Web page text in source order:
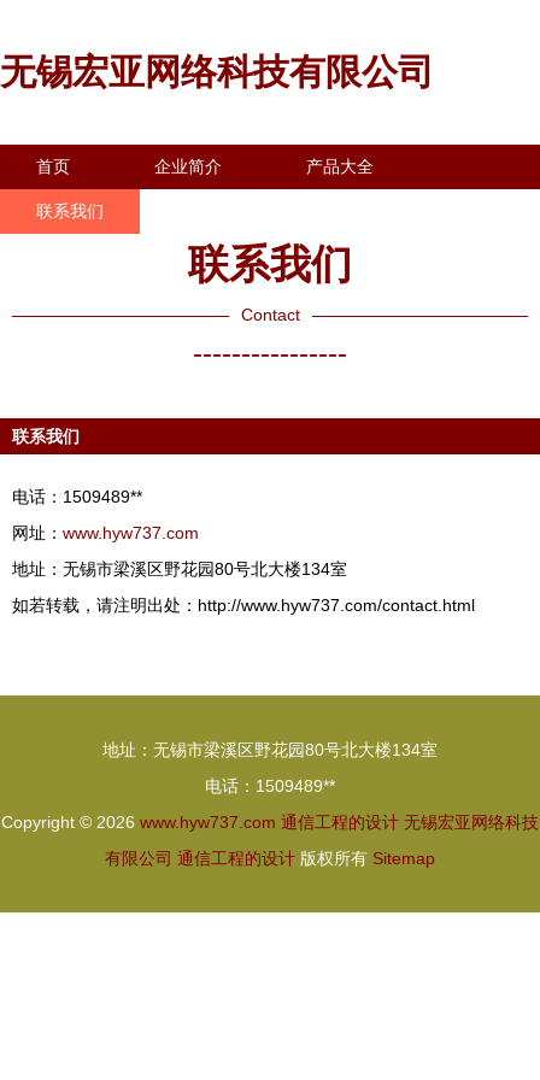
无锡宏亚网络科技有限公司
首页 企业简介 产品大全
联系我们
联系我们
Contact
----------------
联系我们
电话：1509489**
网址： www.hyw737.com
地址：无锡市梁溪区野花园80号北大楼134室
如若转载，请注明出处：http://www.hyw737.com/contact.html
地址：无锡市梁溪区野花园80号北大楼134室
电话：1509489**
Copyright © 2026 www.hyw737.com 通信工程的设计 无锡宏亚网络科技
有限公司 通信工程的设计 版权所有 Sitemap